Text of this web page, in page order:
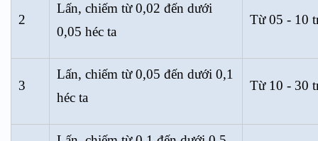
2
Lấn, chiếm từ 0,02 đến dưới
0,05 héc ta
Từ 05 - 10
3
Lấn, chiếm từ 0,05 đến dưới 0,1
héc ta
Từ 10 - 30